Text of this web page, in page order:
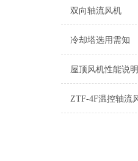
双向轴流风机
冷却塔选用需知
屋顶风机性能说明